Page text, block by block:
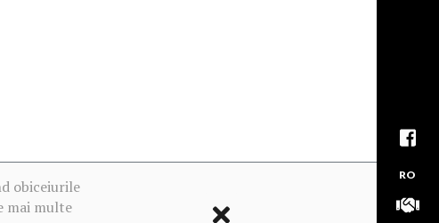
RO
obiceiurile
mai multe